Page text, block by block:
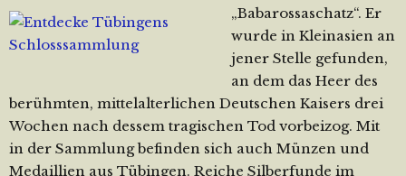
„Babarossaschatz“. Er
wurde in Kleinasien an
jener Stelle gefunden,
an dem das Heer des
berühmten, mittelalterlichen Deutschen Kaisers drei
Wochen nach dessem tragischen Tod vorbeizog. Mit
in der Sammlung befinden sich auch Münzen und
Medaillien aus Tübingen. Reiche Silberfunde im